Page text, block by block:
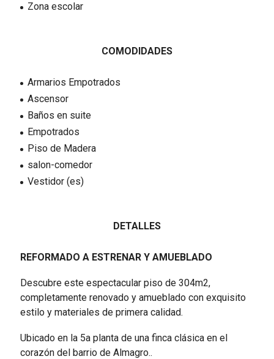
Zona escolar
COMODIDADES
Armarios Empotrados
Ascensor
Baños en suite
Empotrados
Piso de Madera
salon-comedor
Vestidor (es)
DETALLES
REFORMADO A ESTRENAR Y AMUEBLADO
Descubre este espectacular piso de 304m2,
completamente renovado y amueblado con exquisito
estilo y materiales de primera calidad.
Ubicado en la 5a planta de una finca clásica en el
corazón del barrio de Almagro..